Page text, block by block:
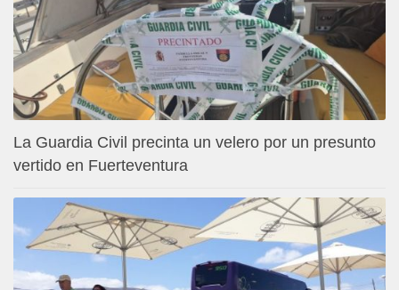
La Guardia Civil precinta un velero por un presunto
vertido en Fuerteventura